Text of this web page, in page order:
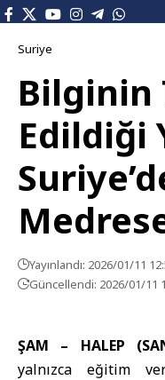
Suriye
Bilginin
Edildiği
Yayınlandı: 2026/01/11
Güncellendi: 2026/01/11
ŞAM – HALEP
yalnızca eğitim